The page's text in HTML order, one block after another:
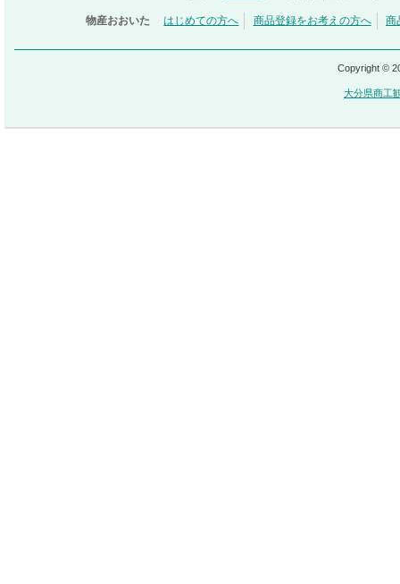
物産おおいた はじめての方へ 商品登録をお考えの方へ 商
Copyright ©
大分県商工